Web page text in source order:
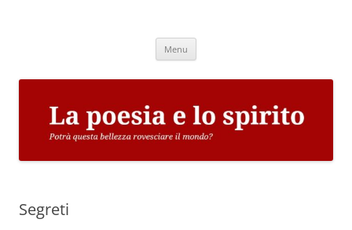
Menu
Segreti